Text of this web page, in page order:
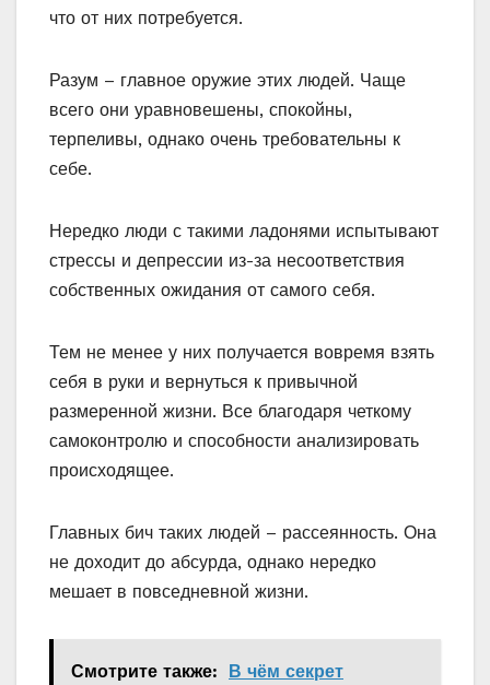
что от них потребуется.
Разум – главное оружие этих людей. Чаще
всего они уравновешены, спокойны,
терпеливы, однако очень требовательны к
себе.
Нередко люди с такими ладонями испытывают
стрессы и депрессии из-за несоответствия
собственных ожидания от самого себя.
Тем не менее у них получается вовремя взять
себя в руки и вернуться к привычной
размеренной жизни. Все благодаря четкому
самоконтролю и способности анализировать
происходящее.
Главных бич таких людей – рассеянность. Она
не доходит до абсурда, однако нередко
мешает в повседневной жизни.
Смотрите также:
В чём секрет